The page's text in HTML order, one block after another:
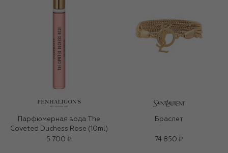
Парфюмерная вода The
Coveted Duchess Rose (10ml)
5 700 ₽
Браслет
74 850 ₽